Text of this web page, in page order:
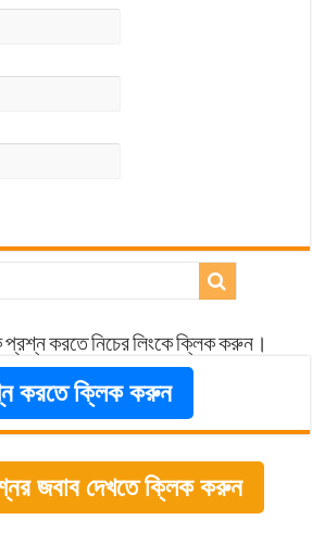
প্রশ্ন করতে নিচের লিংকে ক্লিক করুন।
করতে ক্লিক করুন
জবাব দেখতে ক্লিক করুন